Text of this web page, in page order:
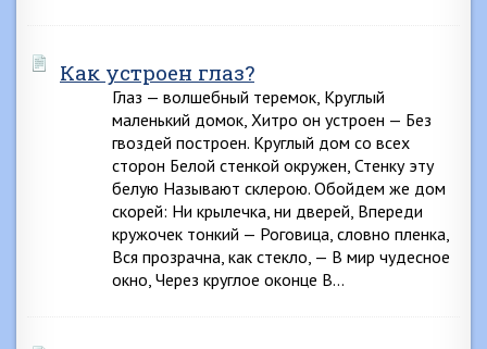
Как устроен глаз?
Глаз — волшебный теремок, Круглый
маленький домок, Хитро он устроен — Без
гвоздей построен. Круглый дом со всех
сторон Белой стенкой окружен, Стенку эту
белую Называют склерою. Обойдем же дом
скорей: Ни крылечка, ни дверей, Впереди
кружочек тонкий — Роговица, словно пленка,
Вся прозрачна, как стекло, — В мир чудесное
окно, Через круглое оконце В…